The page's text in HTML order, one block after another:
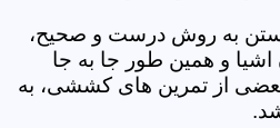
به روش درست و صحیح،
اشیا و همین طور جا به جا
بعضی از تمرین های کششی، به